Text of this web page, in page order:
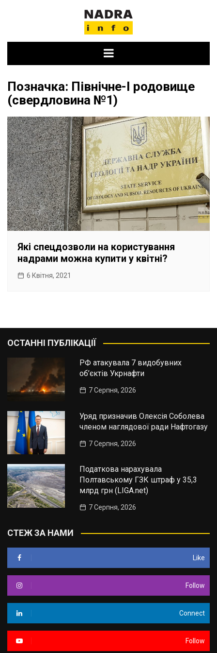
Позначка: Північне-І родовище
(свердловина №1)
Які спецдозволи на користування
надрами можна купити у квітні?
6 Квітня, 2021
ОСТАННІ ПУБЛІКАЦІЇ
РФ атакувала 7 видобувних
об’єктів Укрнафти
7 Серпня, 2026
Уряд призначив Олексія Соболева
членом наглядової ради Нафтогазу
7 Серпня, 2026
Податкова нарахувала
Полтавському ГЗК штраф у 35,3
млрд грн (LIGA.net)
7 Серпня, 2026
СТЕЖ ЗА НАМИ
Like
Follow
Connect
Follow